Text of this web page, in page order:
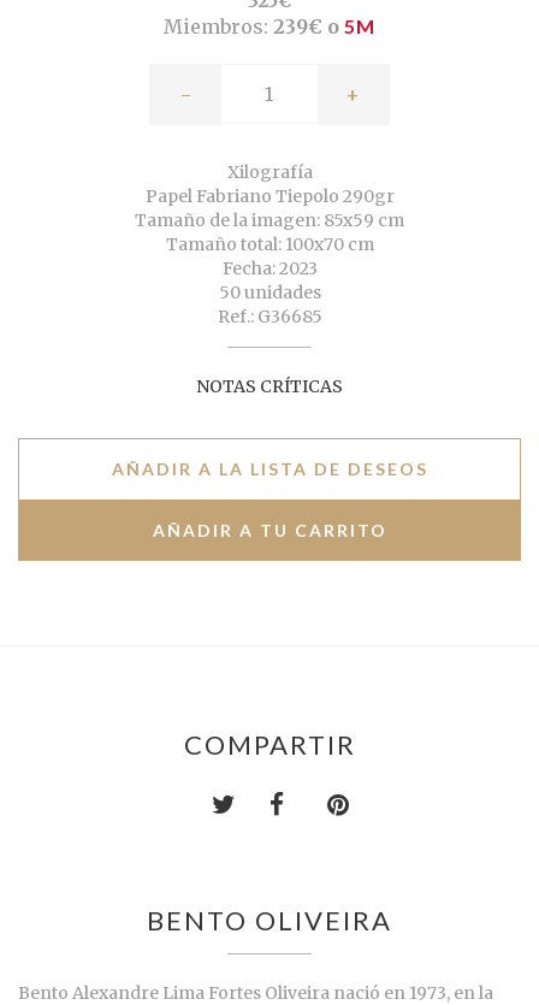
Miembros: 239€ o 5M
- +
Xilografía
Papel Fabriano Tiepolo 290gr
Tamaño de la imagen: 85x59 cm
Tamaño total: 100x70 cm
Fecha: 2023
50 unidades
Ref.: G36685
NOTAS CRÍTICAS
AÑADIR A LA LISTA DE DESEOS
COMPARTIR
BENTO OLIVEIRA
Bento Alexandre Lima Fortes Oliveira nació en 1973, en la